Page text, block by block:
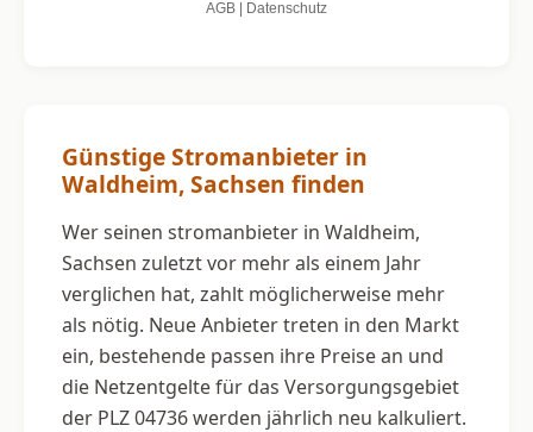
Günstige Stromanbieter in
Waldheim, Sachsen finden
Wer seinen stromanbieter in Waldheim,
Sachsen zuletzt vor mehr als einem Jahr
verglichen hat, zahlt möglicherweise mehr
als nötig. Neue Anbieter treten in den Markt
ein, bestehende passen ihre Preise an und
die Netzentgelte für das Versorgungsgebiet
der PLZ 04736 werden jährlich neu kalkuliert.